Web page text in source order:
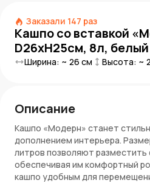
Заказали 147 раз
Кашпо со вставкой
D26xH25см, 8л, белый
Ширина: ~ 26 см Высота: ~
Описание
Кашпо «Модерн» станет
дополнением интерьера.
литров позволяют разместить
обеспечивая им комфортный
кашпо удобным для